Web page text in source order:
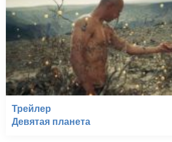
Трейлер
Девятая планета